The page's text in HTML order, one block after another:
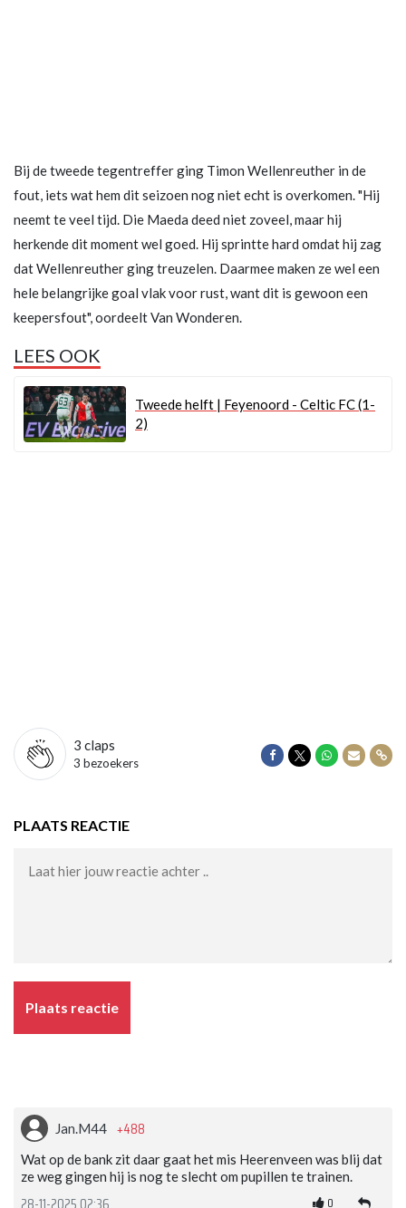
Bij de tweede tegentreffer ging Timon Wellenreuther in de
fout, iets wat hem dit seizoen nog niet echt is overkomen. "Hij
neemt te veel tijd. Die Maeda deed niet zoveel, maar hij
herkende dit moment wel goed. Hij sprintte hard omdat hij zag
dat Wellenreuther ging treuzelen. Daarmee maken ze wel een
hele belangrijke goal vlak voor rust, want dit is gewoon een
keepersfout", oordeelt Van Wonderen.
LEES OOK
Tweede helft | Feyenoord - Celtic FC (1-
2)
3 claps
3 bezoekers
Delen op Facebook
Delen op Twitter
Delen op
Delen
PLAATS REACTIE
Plaats reactie
Jan.M44 +488
Wat op de bank zit daar gaat het mis Heerenveen was blij dat
ze weg gingen hij is nog te slecht om pupillen te trainen.
0